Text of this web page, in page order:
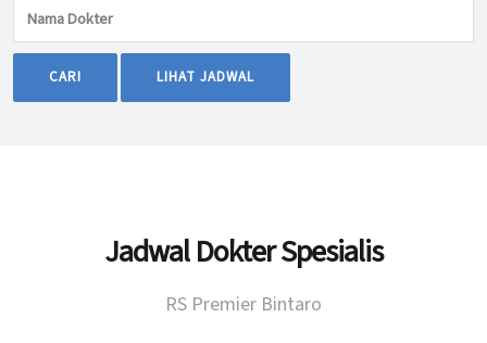
CARI LIHAT JADWAL
Jadwal Dokter Spesialis
RS Premier Bintaro